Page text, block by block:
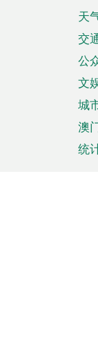
天
交
公
文
城
澳
统